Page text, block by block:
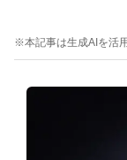
※本記事は生成AIを活